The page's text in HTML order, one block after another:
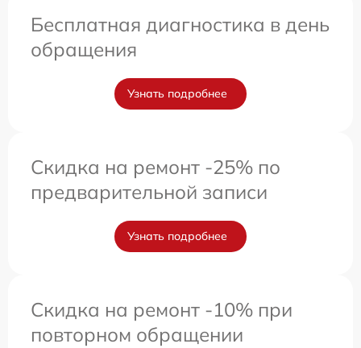
Бесплатная диагностика в день
обращения
Узнать подробнее
Скидка на ремонт -25% по
предварительной записи
Узнать подробнее
Скидка на ремонт -10% при
повторном обращении